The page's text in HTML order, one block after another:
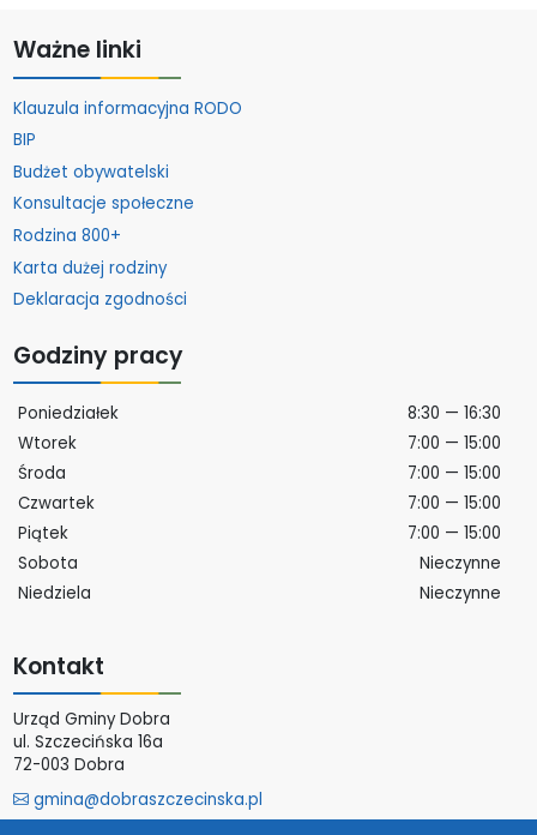
Ważne linki
Klauzula informacyjna RODO
BIP
Budżet obywatelski
Konsultacje społeczne
Rodzina 800+
Karta dużej rodziny
Deklaracja zgodności
Godziny pracy
Poniedziałek
8:30 — 16:30
Wtorek
7:00 — 15:00
Środa
7:00 — 15:00
Czwartek
7:00 — 15:00
Piątek
7:00 — 15:00
Sobota
Nieczynne
Niedziela
Nieczynne
Kontakt
Urząd Gminy Dobra
ul. Szczecińska 16a
72-003 Dobra
gmina@dobraszczecinska.pl